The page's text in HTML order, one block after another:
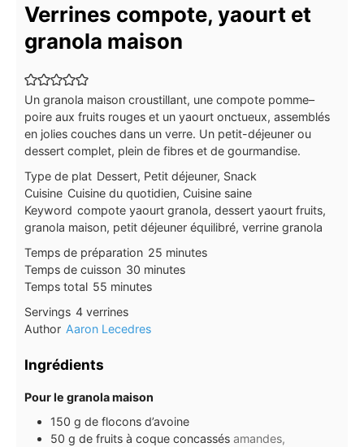
Verrines compote, yaourt et
granola maison
Un granola maison croustillant, une compote pomme–
poire aux fruits rouges et un yaourt onctueux, assemblés
en jolies couches dans un verre. Un petit-déjeuner ou
dessert complet, plein de fibres et de gourmandise.
Type de plat Dessert, Petit déjeuner, Snack
Cuisine Cuisine du quotidien, Cuisine saine
Keyword compote yaourt granola, dessert yaourt fruits,
granola maison, petit déjeuner équilibré, verrine granola
Temps de préparation 25minutes
minutes
Temps de cuisson 30minutes
minutes
Temps total 55minutes
minutes
Servings 4 verrines
Author Aaron Lecedres
Ingrédients
Pour le granola maison
150 g de flocons d’avoine
50 g de fruits à coque concassés amandes,